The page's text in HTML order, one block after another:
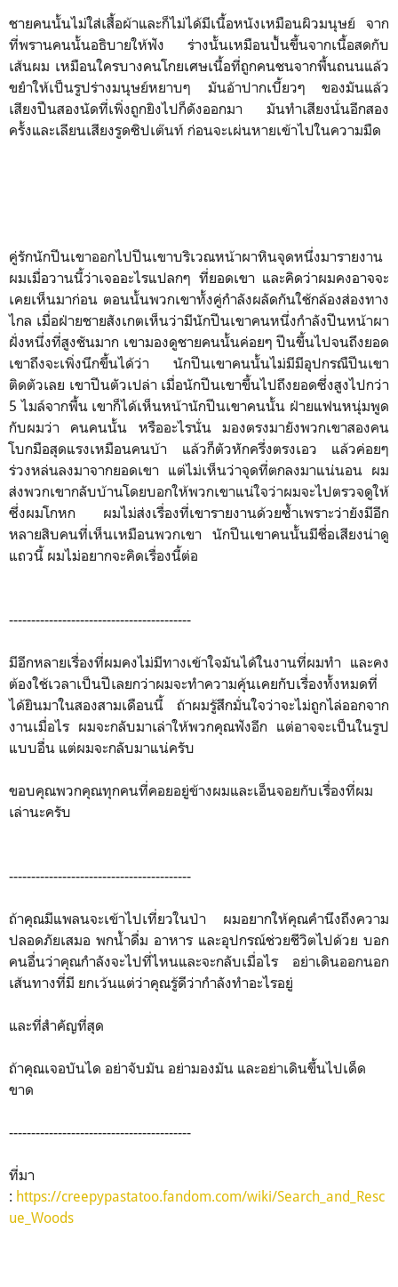
ชายคนนั้นไม่ใส่เสื้อผ้าและก็ไม่ได้มีเนื้อหนังเหมือนผิวมนุษย์ จาก
ที่พรานคนนั้นอธิบายให้ฟัง ร่างนั้นเหมือนปั้นขึ้นจากเนื้อสดกับ
เส้นผม เหมือนใครบางคนโกยเศษเนื้อที่ถูกคนชนจากพื้นถนนแล้ว
ขยำให้เป็นรูปร่างมนุษย์หยาบๆ มันอ้าปากเบี้ยวๆ ของมันแล้ว
เสียงปืนสองนัดที่เพิ่งถูกยิงไปก็ดังออกมา มันทำเสียงนั่นอีกสอง
ครั้งและเลียนเสียงรูดซิปเต๊นท์ ก่อนจะเผ่นหายเข้าไปในความมืด
คู่รักนักปีนเขาออกไปปีนเขาบริเวณหน้าผาหินจุดหนึ่งมารายงาน
ผมเมื่อวานนี้ว่าเจออะไรแปลกๆ ที่ยอดเขา และคิดว่าผมคงอาจจะ
เคยเห็นมาก่อน ตอนนั้นพวกเขาทั้งคู่กำลังผลัดกันใช้กล้องส่องทาง
ไกล เมื่อฝ่ายชายสังเกตเห็นว่ามีนักปีนเขาคนหนึ่งกำลังปีนหน้าผา
ฝั่งหนึ่งที่สูงชันมาก เขามองดูชายคนนั้นค่อยๆ ปีนขึ้นไปจนถึงยอด
เขาถึงจะเพิ่งนึกขึ้นได้ว่า นักปีนเขาคนนั้นไม่มีมีอุปกรณืปีนเขา
ติดตัวเลย เขาปีนตัวเปล่า เมื่อนักปีนเขาขึ้นไปถึงยอดซึ่งสูงไปกว่า
5 ไมล์จากพื้น เขาก็ได้เห็นหน้านักปีนเขาคนนั้น ฝ่ายแฟนหนุ่มพูด
กับผมว่า คนคนนั้น หรืออะไรนั่น มองตรงมายังพวกเขาสองคน
โบกมือสุดแรงเหมือนคนบ้า แล้วก็ตัวหักครึ่งตรงเอว แล้วค่อยๆ
ร่วงหล่นลงมาจากยอดเขา แต่ไม่เห็นว่าจุดที่ตกลงมาแน่นอน ผม
ส่งพวกเขากลับบ้านโดยบอกให้พวกเขาแน่ใจว่าผมจะไปตรวจดูให้
ซึ่งผมโกหก ผมไม่ส่งเรื่องที่เขารายงานด้วยซ้ำเพราะว่ายังมีอีก
หลายสิบคนที่เห็นเหมือนพวกเขา นักปีนเขาคนนั้นมีชื่อเสียงน่าดู
แถวนี้ ผมไม่อยากจะคิดเรื่องนี้ต่อ
-----------------------------------------
มีอีกหลายเรื่องที่ผมคงไม่มีทางเข้าใจมันได้ในงานที่ผมทำ และคง
ต้องใช้เวลาเป็นปีเลยกว่าผมจะทำความคุ้นเคยกับเรื่องทั้งหมดที่
ได้ยินมาในสองสามเดือนนี้ ถ้าผมรู้สึกมั่นใจว่าจะไม่ถูกไล่ออกจาก
งานเมื่อไร ผมจะกลับมาเล่าให้พวกคุณฟังอีก แต่อาจจะเป็นในรูป
แบบอื่น แต่ผมจะกลับมาแน่ครับ
ขอบคุณพวกคุณทุกคนที่คอยอยู่ข้างผมและเอ็นจอยกับเรื่องที่ผม
เล่านะครับ
-----------------------------------------
ถ้าคุณมีแพลนจะเข้าไปเที่ยวในป่า ผมอยากให้คุณคำนึงถึงความ
ปลอดภัยเสมอ พกน้ำดื่ม อาหาร และอุปกรณ์ช่วยชีวิตไปด้วย บอก
คนอื่นว่าคุณกำลังจะไปที่ไหนและจะกลับเมื่อไร อย่าเดินออกนอก
เส้นทางที่มี ยกเว้นแต่ว่าคุณรู้ดีว่ากำลังทำอะไรอยู่
และที่สำคัญที่สุด
ถ้าคุณเจอบันได อย่าจับมัน อย่ามองมัน และอย่าเดินขึ้นไปเด็ด
ขาด
-----------------------------------------
ที่มา
: https://creepypastatoo.fandom.com/wiki/Search_and_Resc
ue_Woods